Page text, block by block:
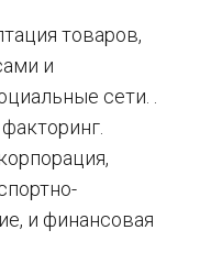
товаров,
и
сети. .
и финансовая